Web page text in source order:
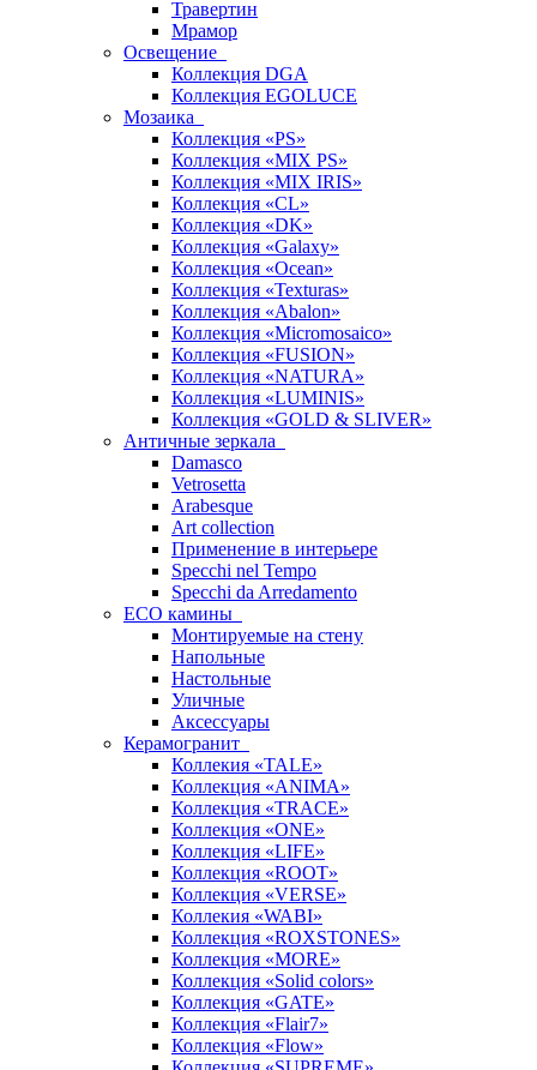
Травертин
Мрамор
Освещение
Коллекция DGA
Коллекция EGOLUCE
Мозаика
Коллекция «PS»
Коллекция «MIX PS»
Коллекция «MIX IRIS»
Коллекция «CL»
Коллекция «DK»
Коллекция «Galaxy»
Коллекция «Ocean»
Коллекция «Texturas»
Коллекция «Abalon»
Коллекция «Micromosaico»
Коллекция «FUSION»
Коллекция «NATURA»
Коллекция «LUMINIS»
Коллекция «GOLD & SLIVER»
Античные зеркала
Damasco
Vetrosetta
Arabesque
Art collection
Применение в интерьере
Specchi nel Tempo
Specchi da Arredamento
ECO камины
Монтируемые на стену
Напольные
Настольные
Уличные
Аксессуары
Керамогранит
Коллекия «TALE»
Коллекция «ANIMA»
Коллекция «TRACE»
Коллекция «ONE»
Коллекция «LIFE»
Коллекция «ROOT»
Коллекция «VERSE»
Коллекия «WABI»
Коллекция «ROXSTONES»
Коллекция «MORE»
Коллекция «Solid colors»
Коллекция «GATE»
Коллекция «Flair7»
Коллекция «Flow»